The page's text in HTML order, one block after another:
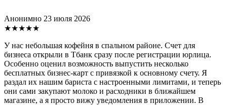
Анонимно 23 июля 2026
★★★★★
У нас небольшая кофейня в спальном районе. Счет для
бизнеса открыли в Тбанк сразу после регистрации юрлица.
Особенно оценил возможность выпустить несколько
бесплатных бизнес-карт с привязкой к основному счету. Я
раздал их нашим бариста с настроенными лимитами, и теперь
они сами закупают молоко и расходники в ближайшем
магазине, а я просто вижу уведомления в приложении. В